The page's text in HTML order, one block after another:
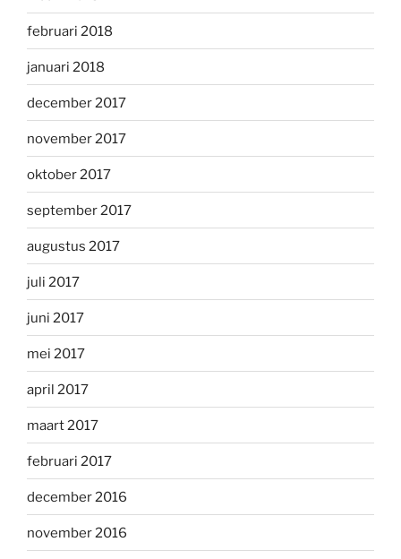
februari 2018
januari 2018
december 2017
november 2017
oktober 2017
september 2017
augustus 2017
juli 2017
juni 2017
mei 2017
april 2017
maart 2017
februari 2017
december 2016
november 2016